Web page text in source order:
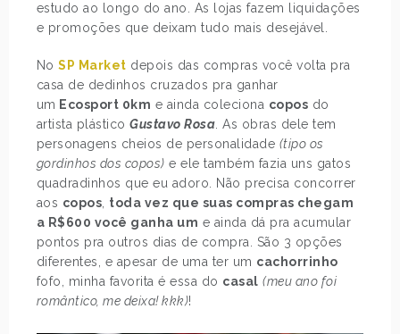
estudo ao longo do ano. As lojas fazem liquidações
e promoções que deixam tudo mais desejável.
NoSP Market depois das compras você volta pra
casa de dedinhos cruzados pra ganhar
um Ecosport 0km e ainda coleciona copos do
artista plásticoGustavo Rosa . As obras dele tem
personagens cheios de personalidade (tipo os
gordinhos dos copos) e ele também fazia uns gatos
quadradinhos que eu adoro. Não precisa concorrer
aos copos toda vez que suas compras chegam
a R$600 você ganha um e ainda dá pra acumular
pontos pra outros dias de compra. São 3 opções
diferentes, e apesar de uma ter um cachorrinho
fofo, minha favorita é essa do casal (meu ano foi
romântico, me deixa! kkk)!